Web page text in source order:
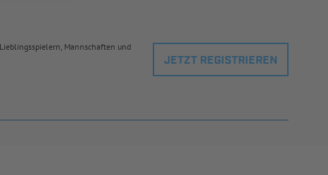
Mannschaften und
JETZT REGISTRIEREN